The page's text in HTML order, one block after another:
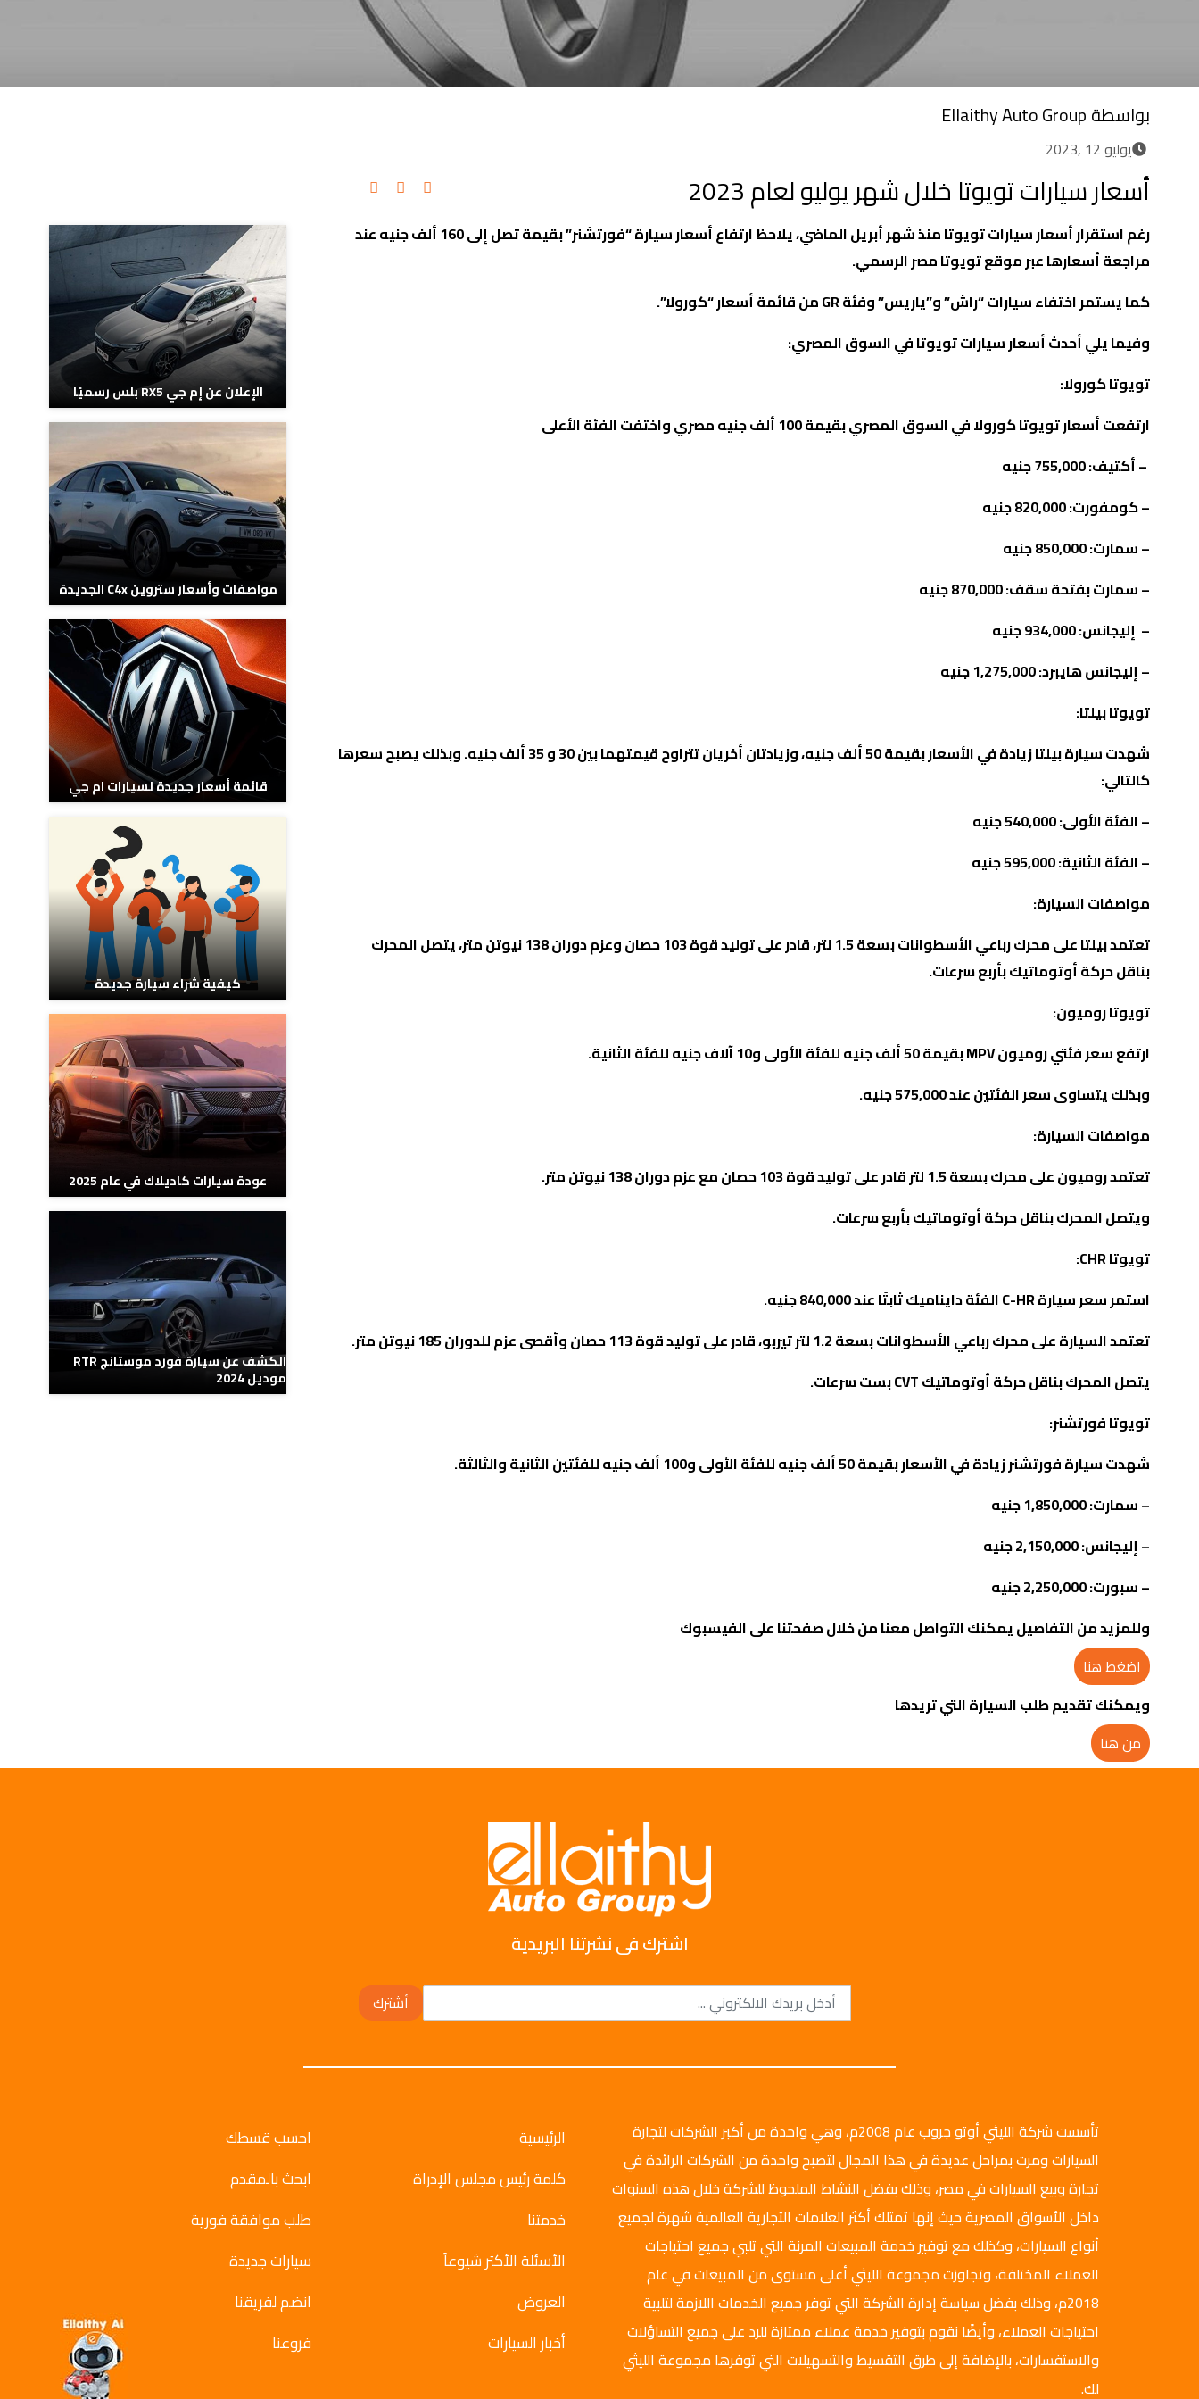
بواسطةEllaithy Auto Group
يوليو 12 ,2023
أسعار سيارات تويوتا خلال شهر يوليو لعام 2023
رغم استقرار أسعار سيارات تويوتا منذ شهر أبريل الماضي، يلاحظ ارتفاع أسعار سيارة “فورتشنر” بقيمة تصل إلى 160 ألف جنيه عند
مراجعة أسعارها عبر موقع تويوتا مصر الرسمي.
كما يستمر اختفاء سيارات “راش” و”ياريس” وفئةGR
من قائمة أسعار “كورولا”.
وفيما يلي أحدث أسعار سيارات تويوتا في السوق المصري:
تويوتا كورولا:
ارتفعت أسعار تويوتا كورولا في السوق المصري بقيمة 100 ألف جنيه مصري واختفت الفئة الأعلى
–أكتيف: 755,000 جنيه
–كومفورت: 820,000 جنيه
–سمارت: 850,000 جنيه
–سمارت بفتحة سقف: 870,000 جنيه
– إليجانس: 934,000 جنيه
–إليجانس هايبرد: 1,275,000 جنيه
تويوتا بيلتا:
شهدت سيارة بيلتا زيادة في الأسعار بقيمة 50 ألف جنيه، وزيادتان أخريان تتراوح قيمتهما بين 30 و 35 ألف جنيه. وبذلك يصبح سعرها
كالتالي:
–الفئة الأولى: 540,000 جنيه
–الفئة الثانية: 595,000 جنيه
مواصفات السيارة:
تعتمد بيلتا على محرك رباعي الأسطوانات بسعة 1.5 لتر، قادر على توليد قوة 103 حصان وعزم دوران 138 نيوتن متر، يتصل المحرك
بناقل حركة أوتوماتيك بأربع سرعات.
تويوتا روميون:
ارتفع سعر فئتي روميونMPV
بقيمة 50 ألف جنيه للفئة الأولى و10 آلاف جنيه للفئة الثانية.
وبذلك يتساوى سعر الفئتين عند 575,000 جنيه
.
مواصفات السيارة:
تعتمد روميون على محرك بسعة 1.5 لتر قادر على توليد قوة 103 حصان مع عزم دوران 138 نيوتن متر.
ويتصل المحرك بناقل حركة أوتوماتيك بأربع سرعات.
تويوتاCHR
:
استمر سعر سيارةC-HR
الفئة دايناميك ثابتًا عند 840,000 جنيه.
تعتمد السيارة على محرك رباعي الأسطوانات بسعة 1.2 لتر تيربو، قادر على توليد قوة 113 حصان وأقصى عزم للدوران 185 نيوتن متر.
يتصل المحرك بناقل حركة أوتوماتيك
بست سرعات.
تويوتا فورتشنر:
شهدت سيارة فورتشنر زيادة في الأسعار بقيمة 50 ألف جنيه للفئة الأولى و100 ألف جنيه للفئتين الثانية والثالثة.
–سمارت: 1,850,000 جنيه
–إليجانس: 2,150,000 جنيه
– سبورت: 2,250,000 جنيه
وللمزيد من التفاصيل يمكنك التواصل معنا من خلال صفحتنا على الفيسبوك
اضغط هنا
ويمكنك تقديم طلب السيارة التي تريدها
من هنا
الإعلان عن إم جي RX5 بلس رسميًا
مواصفات وأسعار ستروين C4x الجديدة
قائمة أسعار جديدة لسيارات ام جي
كيفية شراء سيارة جديدة
عودة سيارات كاديلاك في عام 2025
الكشف عن سيارة فورد موستانج RTR
موديل 2024
اشترك فى نشرتنا البريدية
أشترك
تأسست شركة الليثي أوتو جروب عام 2008م، وهي واحدة من أكبر الشركات لتجارة
السيارات ومرت بمراحل عديدة في هذا المجال لتصبح واحدة من الشركات الرائدة في
تجارة وبيع السيارات في مصر، وذلك بفضل النشاط الملحوظ للشركة خلال هذه السنوات
داخل الأسواق المصرية حيث إنها تمتلك أكثر العلامات التجارية العالمية شهرة لجميع
أنواع السيارات، وكذلك مع توفير خدمة المبيعات المرنة التي تلبي جميع احتياجات
العملاء المختلفة، وتجاوزت مجموعة الليثي أعلى مستوى من المبيعات في عام
2018م، وذلك بفضل سياسة إدارة الشركة التي توفر جميع الخدمات اللازمة لتلبية
احتياجات العملاء، وأيضًا نقوم بتوفير خدمة عملاء ممتازة للرد على جميع التساؤلات
والاستفسارات، بالإضافة إلى طرق التقسيط والتسهيلات التي توفرها مجموعة الليثي
لك.
الرئيسية
كلمة رئيس مجلس الإدراة
خدمتنا
الأسئلة الأكثر شيوعاً
العروض
أخبار السيارات
احسب قسطك
ابحث بالمقدم
طلب موافقة فورية
سيارات جديدة
انضم لفريقنا
فروعنا